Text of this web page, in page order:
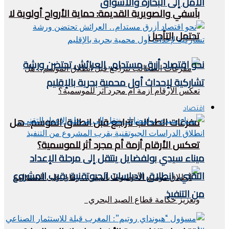
بآسفي والصويرية القديمة: حماية الأرواح أولوية لا
تحتمل التأجيل
مفرغات الطحالب تتراجع قبل انطلاق الموسم.. هل
تعكس الأرقام أزمة أم مجرد أثر للموسمية؟
نحو اقتصاد أزرق مستدام.. العرائش تحتضن ورشة
تشاركية لإحداث أول محمية بحرية بالإقليم
اقتصاد
ميناء سيدي بولفضايل ينتقل إلى مرحلة الإعداد
التقني.. انطلاق الدراسات الجيوتقنية يقرب المشروع
من التنفيذ